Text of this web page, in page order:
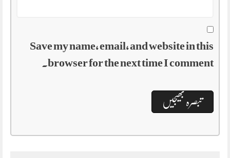
Save my name, email, and website in this
browser for the next time I comment.